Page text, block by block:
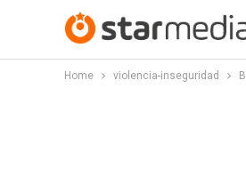
Home violencia-inseguridad